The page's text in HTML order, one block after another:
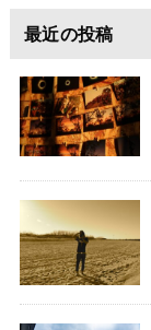
最近の投稿